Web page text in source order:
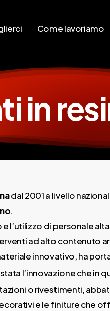
Come lavoriamo
in
dal 2001 a livello
.
l’utilizzo di personale
ad alto contenuto
innovativo, ha
l’innovazione che in
o rivestimenti,
e le finiture che